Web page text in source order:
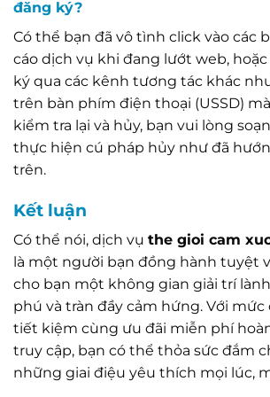
đăng ký?
Có thể bạn đã vô tình click vào các
cáo dịch vụ khi đang lướt web,
ký qua các kênh tương tác khác
trên bàn phím điện thoại (USSD)
kiểm tra lại và hủy, bạn vui lòng soạn
thực hiện cú pháp hủy như đã
trên.
Kết luận
Có thể nói, dịch vụ the gioi cam
là một người bạn đồng hành tuyệt
cho bạn một không gian giải trí
phú và tràn đầy cảm hứng. Với mức
tiết kiệm cùng ưu đãi miễn phí
truy cập, bạn có thể thỏa sức đắm
những giai điệu yêu thích mọi lúc,